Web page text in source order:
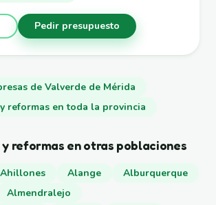
Pedir presupuesto
de Valverde de Mérida
reformas en toda la provincia
reformas en otras poblaciones
Ahillones Alange
Alburquerque
Almendralejo